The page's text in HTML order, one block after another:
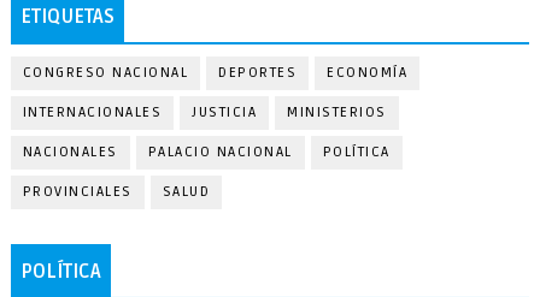
ETIQUETAS
CONGRESO NACIONAL DEPORTES ECONOMÍA
INTERNACIONALES JUSTICIA MINISTERIOS
NACIONALES PALACIO NACIONAL POLÍTICA
PROVINCIALES SALUD
POLÍTICA